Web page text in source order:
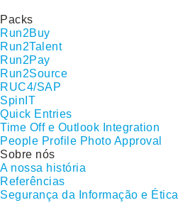
Packs
Run2Buy
Run2Talent
Run2Pay
Run2Source
RUC4/SAP
SpinIT
Quick Entries
Time Off e Outlook Integration
People Profile Photo Approval
Sobre nós
A nossa história
Referências
Segurança da Informação e Ética